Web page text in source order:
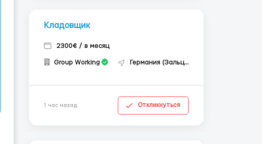
Кладовщик
2300€ / в месяц
Group Working Германия (Зальцгиттер)
1 час назад Откликнуться